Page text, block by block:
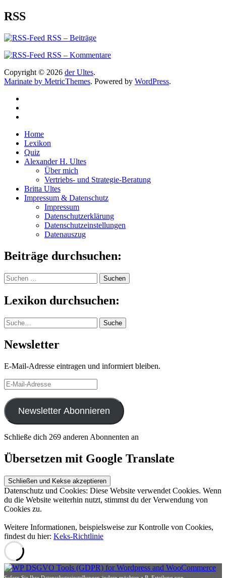
RSS
RSS – Beiträge
RSS – Kommentare
Copyright © 2026 der Ultes.
Marinate by MetricThemes. Powered by WordPress.
Home
Lexikon
Quiz
Alexander H. Ultes
Über mich
Vertriebs- und Strategie-Beratung
Britta Ultes
Impressum & Datenschutz
Impressum
Datenschutzerklärung
Datenschutzeinstellungen
Datenauszug
Beiträge durchsuchen:
Suchen
nach:
Lexikon durchsuchen:
Suche Suche
Newsletter
E-Mail-Adresse eintragen und informiert bleiben.
E-
Mail-
Adresse
Newsletter Abonnieren
Schließe dich 269 anderen Abonnenten an
Übersetzen mit Google Translate
Datenschutz und Cookies: Diese Website verwendet Cookies. Wenn
du die Website weiterhin nutzt, stimmst du der Verwendung von
Cookies zu.
Weitere Informationen, beispielsweise zur Kontrolle von Cookies,
findest du hier: Keks-Richtlinie